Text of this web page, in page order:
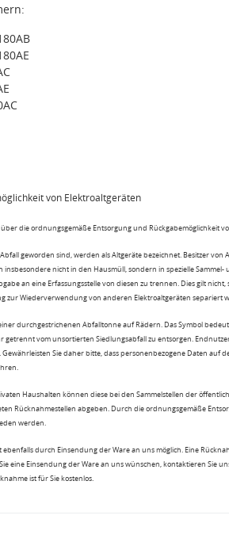
von Elektroaltgeräten
die ordnungsgemäße Entsorgung und Rückgabemöglichkeit
geworden sind, werden als Altgeräte bezeichnet. Besitzer
nicht in den Hausmüll, sondern in spezielle
an eine Erfassungsstelle von diesen zu trennen. Dies gilt
zur Wiederverwendung von anderen Elektroaltgeräten separiert
durchgestrichenen Abfalltonne auf Rädern. Das Symbol
getrennt vom unsortierten Siedlungsabfall zu entsorgen.
Sie daher bitte, dass personenbezogene Daten auf
Haushalten können diese bei den Sammelstellen der
Rücknahmestellen abgeben. Durch die ordnungsgemäße
werden.
durch Einsendung der Ware an uns möglich. Eine
eine Einsendung der Ware an uns wünschen, kontaktieren Sie
ist für Sie kostenlos.